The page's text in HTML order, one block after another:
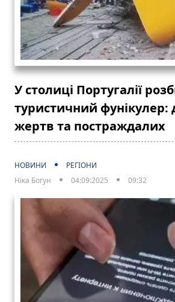
У столиці Португалії
туристичний фунікулер:
жертв та постраждалих
НОВИНИ
РЕГІОНИ
Ніка Богун
04:09:2025 09:32